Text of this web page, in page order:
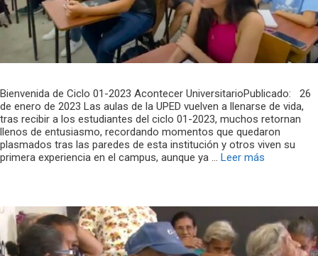
Bienvenida de Ciclo 01-2023 Acontecer UniversitarioPublicado: 26
de enero de 2023 Las aulas de la UPED vuelven a llenarse de vida,
tras recibir a los estudiantes del ciclo 01-2023, muchos retornan
llenos de entusiasmo, recordando momentos que quedaron
plasmados tras las paredes de esta institución y otros viven su
primera experiencia en el campus, aunque ya … Leer más